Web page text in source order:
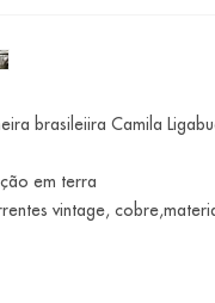
brasileiira Camila
em terra
vintage,